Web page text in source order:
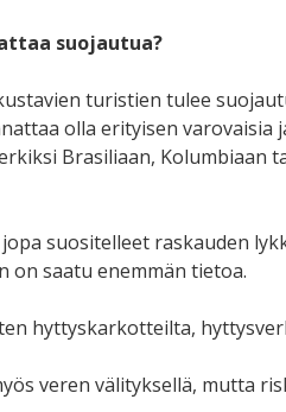
suojautua?
turistien tulee
olla erityisen varovaisia
Brasiliaan, Kolumbiaan
suositelleet raskauden
on saatu enemmän tietoa.
hyttyskarkotteilta,
veren välityksellä, mutta